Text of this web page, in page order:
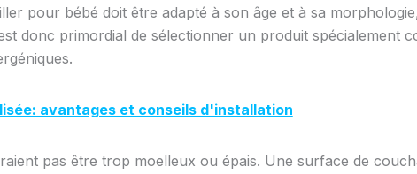
pour bébé doit être adapté à son âge et à sa
donc primordial de sélectionner un produit spécialement
avantages et conseils d'installation
pas être trop moelleux ou épais. Une surface de